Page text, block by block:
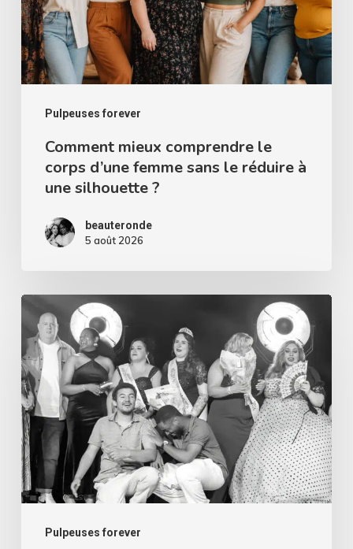
Pulpeuses forever
d’une
femme
sans
le
réduire
silhouette
Comment mieux comprendre le
corps d’une femme sans le réduire à
une silhouette ?
beauteronde
5 août 2026
Pulpeuses forever
Miss
Curvy
Pays
de
la
Loire
2026
:
dans